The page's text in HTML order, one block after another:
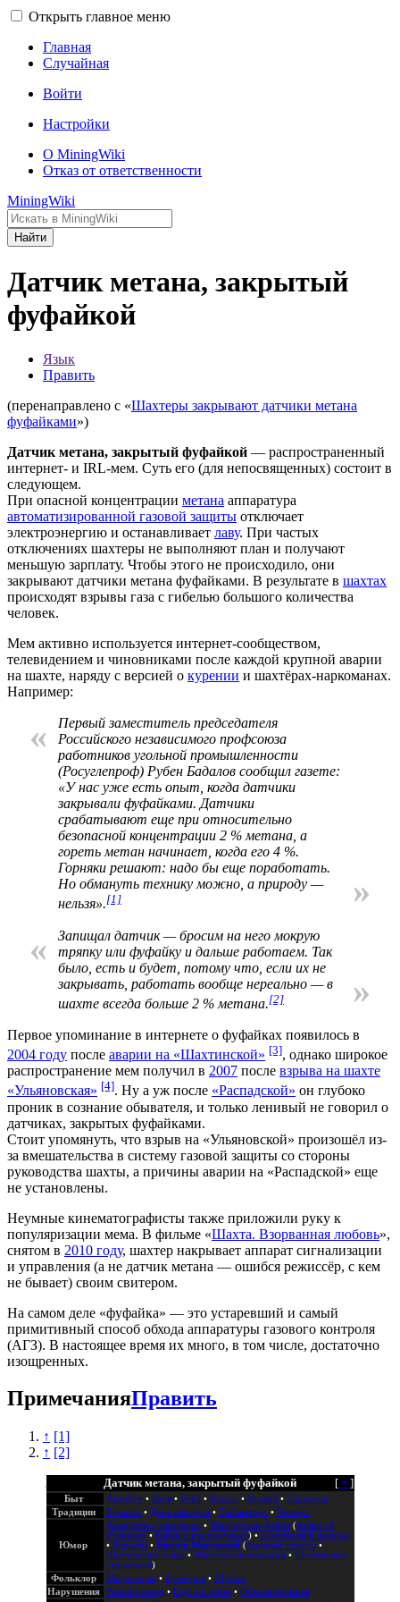
Открыть главное меню
Главная
Случайная
Войти
Настройки
О MiningWiki
Отказ от ответственности
MiningWiki
Найти
Датчик метана, закрытый
фуфайкой
Язык
Править
(перенаправлено с «Шахтеры закрывают датчики метана
фуфайками»)
Датчик метана, закрытый фуфайкой — распространенный
интернет- и IRL-мем. Суть его (для непосвященных) состоит в
следующем.
При опасной концентрации метана аппаратура
автоматизированной газовой защиты отключает
электроэнергию и останавливает лаву. При частых
отключениях шахтеры не выполняют план и получают
меньшую зарплату. Чтобы этого не происходило, они
закрывают датчики метана фуфайками. В результате в шахтах
происходят взрывы газа с гибелью большого количества
человек.
Мем активно используется интернет-сообществом,
телевидением и чиновниками после каждой крупной аварии
на шахте, наряду с версией о курении и шахтёрах-наркоманах.
Например:
«
Первый заместитель председателя
Российского независимого профсоюза
работников угольной промышленности
(Росуглепроф) Рубен Бадалов сообщил газете:
«У нас уже есть опыт, когда датчики
закрывали фуфайками. Датчики
срабатывают еще при относительно
безопасной концентрации 2 % метана, а
гореть метан начинает, когда его 4 %.
Горняки решают: надо бы еще поработать.
Но обмануть технику можно, а природу —
нельзя».[1]
»
«
Запищал датчик — бросим на него мокрую
тряпку или фуфайку и дальше работаем. Так
было, есть и будет, потому что, если их не
закрывать, работать вообще нереально — в
шахте всегда больше 2 % метана.[2] »
Первое упоминание в интернете о фуфайках появилось в
2004 году после аварии на «Шахтинской» [3], однако широкое
распространение мем получил в 2007 после взрыва на шахте
«Ульяновская» [4]. Ну а уж после «Распадской» он глубоко
проник в сознание обывателя, и только ленивый не говорил о
датчиках, закрытых фуфайками.
Стоит упомянуть, что взрыв на «Ульяновской» произошёл из-
за вмешательства в систему газовой защиты со стороны
руководства шахты, а причины аварии на «Распадской» еще
не установлены.
Неумные кинематографисты также приложили руку к
популяризации мема. В фильме «Шахта. Взорванная любовь»,
снятом в 2010 году, шахтер накрывает аппарат сигнализации
и управления (а не датчик метана — ошибся режиссёр, с кем
не бывает) своим свитером.
На самом деле «фуфайка» — это устаревший и самый
примитивный способ обхода аппаратуры газового контроля
(АГЗ). В настоящее время их много, в том числе, достаточно
изощренных.
ПримечанияПравить
↑ [1]
↑ [2]
[+ ]
Датчик метана, закрытый фуфайкой
Быт Автобус• Баня• Роба• Крысы• Насвай• Тормозок
Традиции
Бутылёк• День шахтёра• Табакотрус• Четверг
Юмор
Анекдоты о шахтерах• Шахтёрские байки(Байки об
учениках• Байки о проходчиках) • Шахтёрский жаргон
• Курьезы• Виктор Мисевский(Вредные советы•
Шахтерские танка• Шахтерские пародии• Шахтерские
страшилки)
Фольклор
Мифология• Суеверия• Шубин
Нарушения
Ранний выезд• Езда на ленте• Объяснительная